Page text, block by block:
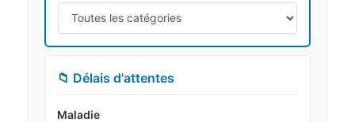
📁 Délais d'attentes
Maladie